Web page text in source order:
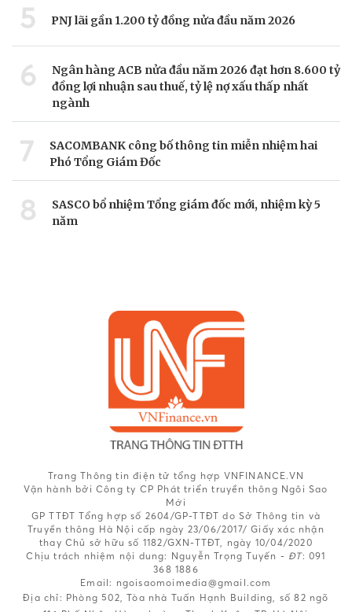
5 PNJ lãi gần 1.200 tỷ đồng nửa đầu năm 2026
6
Ngân hàng ACB nửa đầu năm 2026 đạt hơn 8.600 tỷ
đồng lợi nhuận sau thuế, tỷ lệ nợ xấu thấp nhất
ngành
7
SACOMBANK công bố thông tin miễn nhiệm hai
Phó Tổng Giám Đốc
8
SASCO bổ nhiệm Tổng giám đốc mới, nhiệm kỳ 5
năm
Trang Thông tin điện tử tổng hợp VNFINANCE.VN
Vận hành bởi Công ty CP Phát triển truyền thông Ngôi Sao
Mới
GP TTĐT Tổng hợp số 2604/GP-TTĐT do Sở Thông tin và
Truyền thông Hà Nội cấp ngày 23/06/2017/ Giấy xác nhận
thay Chủ sở hữu số 1182/GXN-TTĐT, ngày 10/04/2020
Chịu trách nhiệm nội dung: Nguyễn Trọng Tuyến - ĐT: 091
368 1886
Email: ngoisaomoimedia@gmail.com
Địa chỉ: Phòng 502, Tòa nhà Tuấn Hạnh Building, số 82 ngõ